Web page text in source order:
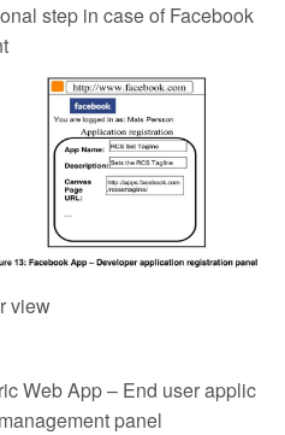
step in case of Facebook
view
Web App – End user applic
panel